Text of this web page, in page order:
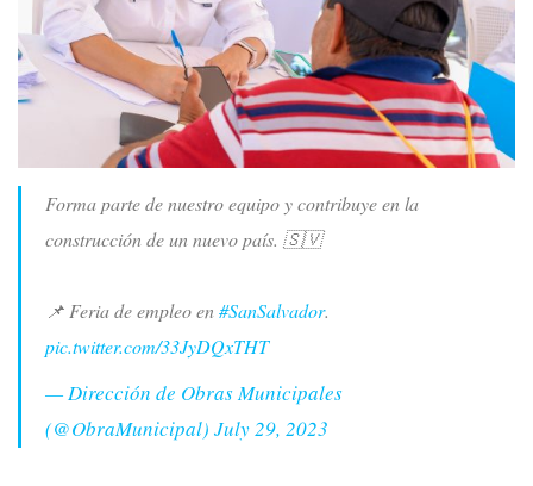
Forma parte de nuestro equipo y contribuye en la
construcción de un nuevo país. 🇸🇻
📌 Feria de empleo en#SanSalvador.
pic.twitter.com/33JyDQxTHT
— Dirección de Obras Municipales
(@ObraMunicipal) July 29, 2023